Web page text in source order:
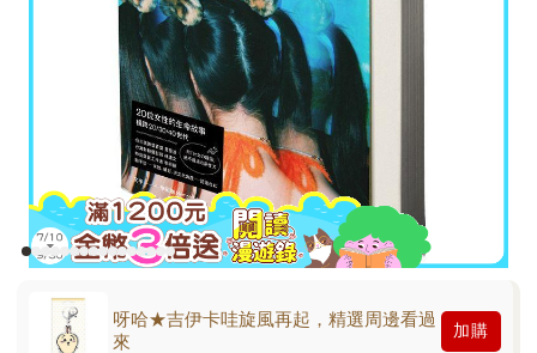
呀哈★吉伊卡哇旋風再起，精選周邊看過
來
加購